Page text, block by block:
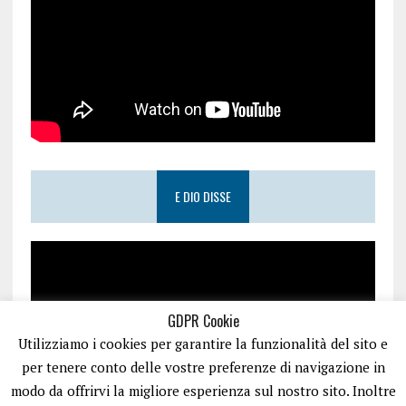
E DIO DISSE
GDPR Cookie
Utilizziamo i cookies per garantire la funzionalità del sito e
per tenere conto delle vostre preferenze di navigazione in
modo da offrirvi la migliore esperienza sul nostro sito. Inoltre